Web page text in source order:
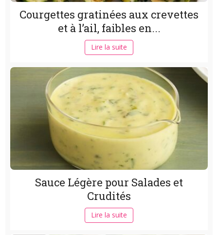
Courgettes gratinées aux crevettes
et à l’ail, faibles en...
Lire la suite
Sauce Légère pour Salades et
Crudités
Lire la suite